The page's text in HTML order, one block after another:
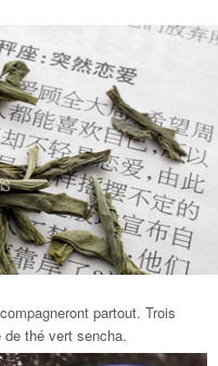
partout. Trois
de thé vert sencha.